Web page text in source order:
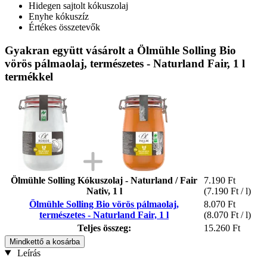
Hidegen sajtolt kókuszolaj
Enyhe kókuszíz
Értékes összetevők
Gyakran együtt vásárolt a Ölmühle Solling Bio
vörös pálmaolaj, természetes - Naturland Fair, 1 l
termékkel
Ölmühle Solling Kókuszolaj - Naturland / Fair
Nativ, 1 l
7.190 Ft
(7.190 Ft / l)
Ölmühle Solling Bio vörös pálmaolaj,
természetes - Naturland Fair, 1 l
8.070 Ft
(8.070 Ft / l)
Teljes összeg:
15.260 Ft
Mindkettő a kosárba
Leírás